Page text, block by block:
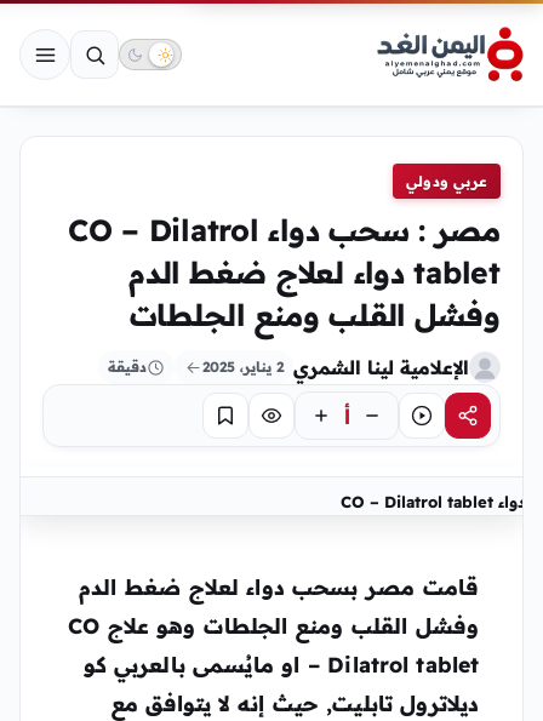
عربي ودولي
مصر : سحب دواء CO – Dilatrol
tablet دواء لعلاج ضغط الدم
وفشل القلب ومنع الجلطات
الإعلامية لينا الشمري 2 يناير، 2025 دقيقة
مشاركةاستماع أ تركيز حفظ
دواء CO – Dilatrol tablet
قامت مصر بسحب دواء لعلاج ضغط الدم
وفشل القلب ومنع الجلطات وهو علاج CO
– Dilatrol tablet او مايُسمى بالعربي كو
ديلاترول تابليت, حيث إنه لا يتوافق مع